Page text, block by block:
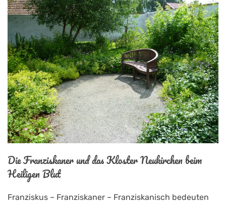
Die Franziskaner und das Kloster Neukirchen beim
Heiligen Blut
Franziskus – Franziskaner – Franziskanisch bedeuten